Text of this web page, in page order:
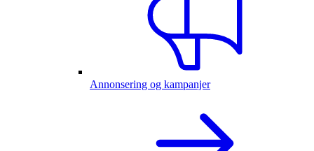
Annonsering og kampanjer